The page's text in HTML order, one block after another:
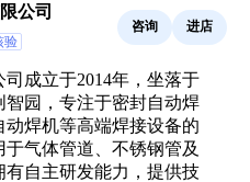
公司
验
咨询 进店
成立于2014年，坐落于
园，专注于密封自动焊
焊机等高端焊接设备的
气体管道、不锈钢管及
自主研发能力，提供技